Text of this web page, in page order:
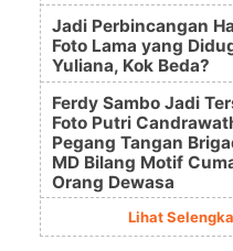
Jadi Perbincangan
Foto Lama yang
Yuliana, Kok Beda?
Ferdy Sambo Jadi
Foto Putri
Pegang Tangan
MD Bilang Motif
Orang Dewasa
Lihat